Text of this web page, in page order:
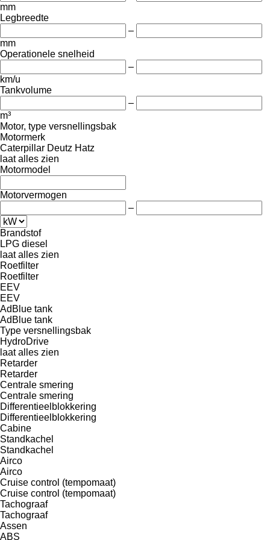
mm
Legbreedte
–
mm
Operationele snelheid
–
km/u
Tankvolume
–
m³
Motor, type versnellingsbak
Motormerk
Caterpillar Deutz Hatz
laat alles zien
Motormodel
Motorvermogen
–
Brandstof
LPG diesel
laat alles zien
Roetfilter
Roetfilter
EEV
EEV
AdBlue tank
AdBlue tank
Type versnellingsbak
HydroDrive
laat alles zien
Retarder
Retarder
Centrale smering
Centrale smering
Differentieelblokkering
Differentieelblokkering
Cabine
Standkachel
Standkachel
Airco
Airco
Cruise control (tempomaat)
Cruise control (tempomaat)
Tachograaf
Tachograaf
Assen
ABS